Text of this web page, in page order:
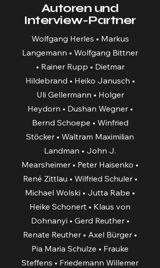
Autoren und
Interview-Partner
Wolfgang Herles • Markus
Langemann • Wolfgang Bittner
• Rainer Rupp • Dietmar
Hildebrand • Heiko Janusch •
Uli Gellermann • Holger
Heydorn • Dushan Wegner •
Bernd Schoepe • Winfried
Stöcker • Waltram Maximilian
Landman • John J.
Mearsheimer • Peter Haisenko •
René Zittlau • Wilfried Schuler •
Michael Wolski • Jutta Rabe •
Heike Schonert • Klaus von
Dohnanyi • Gerd Reuther •
Renate Reuther • Axel Bürger •
Pia Maria Schulze • Frauke
Steffens • Friedemann Willemer